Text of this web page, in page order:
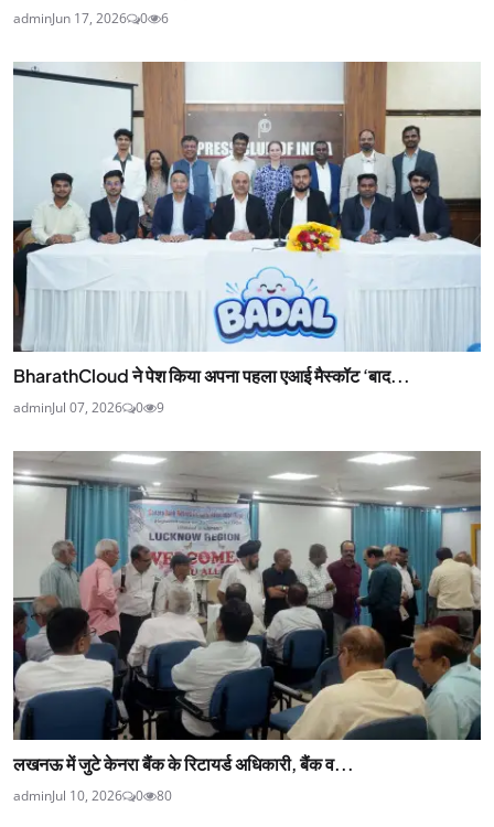
adminJun 17, 2026 0 6
BharathCloud ने पेश किया अपना पहला एआई मैस्कॉट ‘बाद...
adminJul 07, 2026 0 9
लखनऊ में जुटे केनरा बैंक के रिटायर्ड अधिकारी, बैंक व...
adminJul 10, 2026 0 80